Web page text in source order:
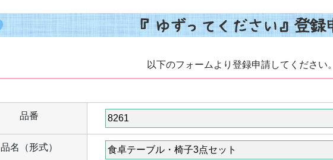
以下のフォームより登録申請してください。
品番
品名（形式）